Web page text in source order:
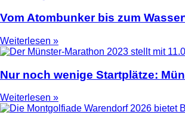
Vom Atombunker bis zum
Weiterlesen »
Nur noch wenige Startplätze:
Weiterlesen »